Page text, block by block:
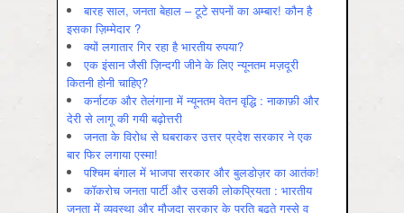
बारह साल, जनता बेहाल – टूटे सपनों का अम्बार! कौन है
इसका ज़िम्मेदार ?
क्यों लगातार गिर रहा है भारतीय रुपया?
एक इंसान जैसी ज़िन्दगी जीने के लिए न्यूनतम मज़दूरी
कितनी होनी चाहिए?
कर्नाटक और तेलंगाना में न्यूनतम वेतन वृद्धि : नाकाफ़ी और
देरी से लागू की गयी बढ़ोत्तरी
जनता के विरोध से घबराकर उत्तर प्रदेश सरकार ने एक
बार फिर लगाया एस्मा!
पश्चिम बंगाल में भाजपा सरकार और बुलडोज़र का आतंक!
कॉकरोच जनता पार्टी और उसकी लोकप्रियता : भारतीय
जनता में व्‍यवस्‍था और मौजूदा सरकार के प्रति बढ़ते गुस्‍से व